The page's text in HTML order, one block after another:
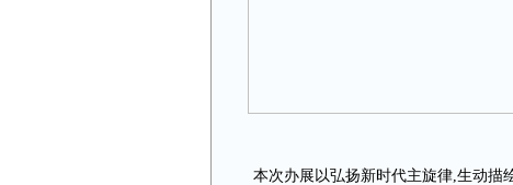
本次办展以弘扬新时代主旋律,生动描